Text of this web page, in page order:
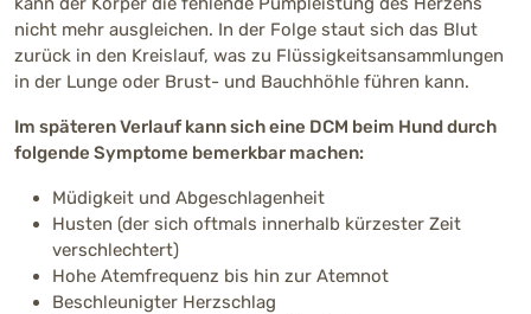
nicht mehr ausgleichen. In der Folge staut sich das Blut
zurück in den Kreislauf, was zu Flüssigkeitsansammlungen
in der Lunge oder Brust- und Bauchhöhle führen kann.
Im späteren Verlauf kann sich eine DCM beim Hund durch
folgende Symptome bemerkbar machen:
Müdigkeit und Abgeschlagenheit
Husten (der sich oftmals innerhalb kürzester Zeit
verschlechtert)
Hohe Atemfrequenz bis hin zur Atemnot
Beschleunigter Herzschlag